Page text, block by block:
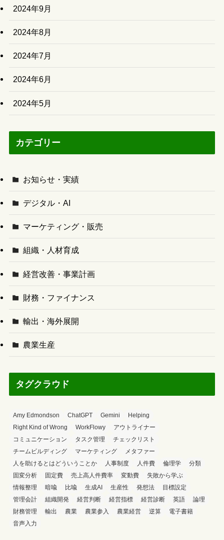
2024年9月
2024年8月
2024年7月
2024年6月
2024年5月
カテゴリー
お知らせ・実績
デジタル・AI
マーケティング・販売
組織・人材育成
経営改善・事業計画
財務・ファイナンス
輸出・海外展開
農業生産
タグクラウド
Amy Edmondson ChatGPT Gemini
Helping
Right Kind of Wrong
WorkFlowy
アウトライナー
コミュニケーション
タスク管理
チェックリスト
チームビルディング
マーケティング
メタファー
人を助けるとはどういうことか
人事制度 人件費 倫理学
分類
固変分析
固定費 売上高人件費率 変動費
失敗から学ぶ
情報整理
暗喩 比喩 生成AI 生産性 発想法
目標設定
管理会計
組織開発 経営判断 経営指標 経営診断 英語
論理
財務管理
輸出 農業 農業参入 農業経営 逆算
電子書籍
音声入力